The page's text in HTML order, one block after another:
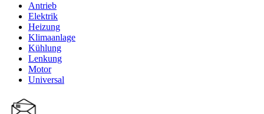
Antrieb
Elektrik
Heizung
Klimaanlage
Kühlung
Lenkung
Motor
Universal